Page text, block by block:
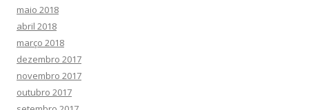
maio 2018
abril 2018
março 2018
dezembro 2017
novembro 2017
outubro 2017